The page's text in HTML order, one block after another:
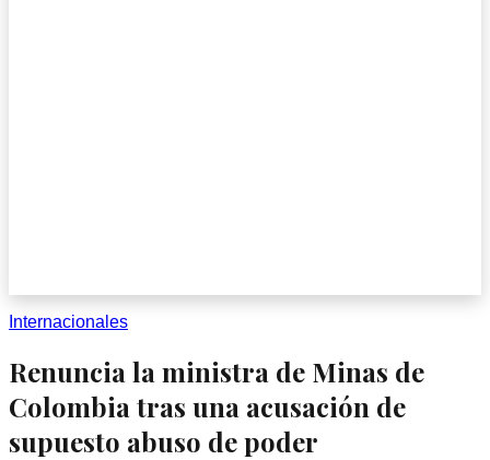
Internacionales
Renuncia la ministra de Minas de
Colombia tras una acusación de
supuesto abuso de poder